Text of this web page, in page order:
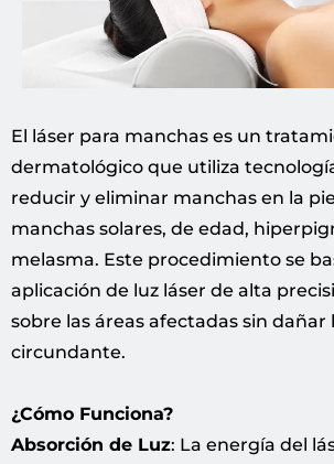
El láser para manchas es un
dermatológico que utiliza
reducir y eliminar manchas en la
manchas solares, de edad,
melasma. Este procedimiento se
aplicación de luz láser de alta
sobre las áreas afectadas sin dañar
circundante.
¿Cómo Funciona?
Absorción de Luz: La energía del